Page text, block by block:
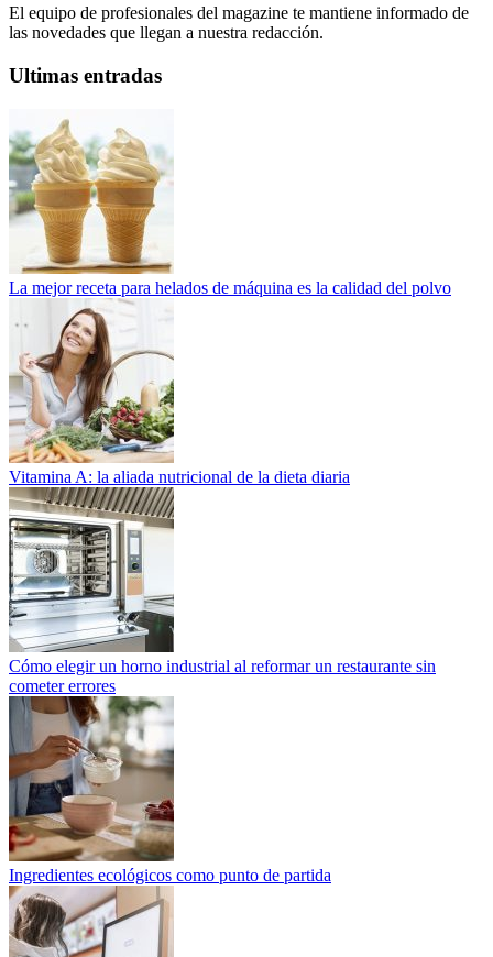
El equipo de profesionales del magazine te mantiene informado de
las novedades que llegan a nuestra redacción.
Ultimas entradas
La mejor receta para helados de máquina es la calidad del polvo
Vitamina A: la aliada nutricional de la dieta diaria
Cómo elegir un horno industrial al reformar un restaurante sin
cometer errores
Ingredientes ecológicos como punto de partida